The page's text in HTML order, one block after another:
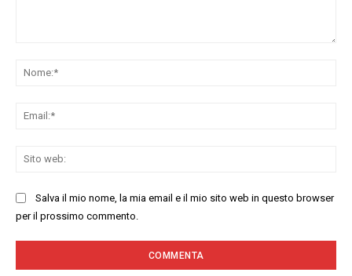
Salva il mio nome, la mia email e il mio sito web in questo browser
per il prossimo commento.